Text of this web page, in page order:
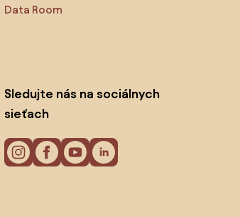
Data Room
Sledujte nás na sociálnych
sieťach